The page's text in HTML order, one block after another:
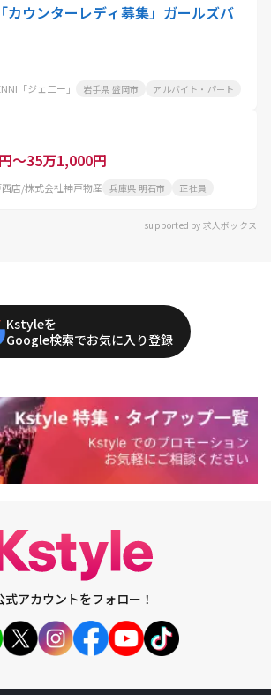
カウンターレディ募集」ガールズバ
「ジェ二ー」 岩手県 盛岡市 アルバイト・パート
～35万1,000円
西店/株式会社神戸物産 兵庫県 明石市 正社員
supported by 求人ボックス
Kstyleを
Google検索でお気に入り登録
式アカウントをフォロー！